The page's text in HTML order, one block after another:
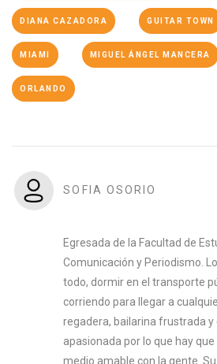
DIANA CAZADORA GUITAR TOWN
MIAMI MIGUEL ÁNGEL MANCERA
ORLANDO
SOFIA OSORIO
Egresada de la Facultad de
Comunicación y Periodismo.
todo, dormir en el transporte
corriendo para llegar a
regadera, bailarina frustrada y
apasionada por lo que hay
medio amable con la gente.